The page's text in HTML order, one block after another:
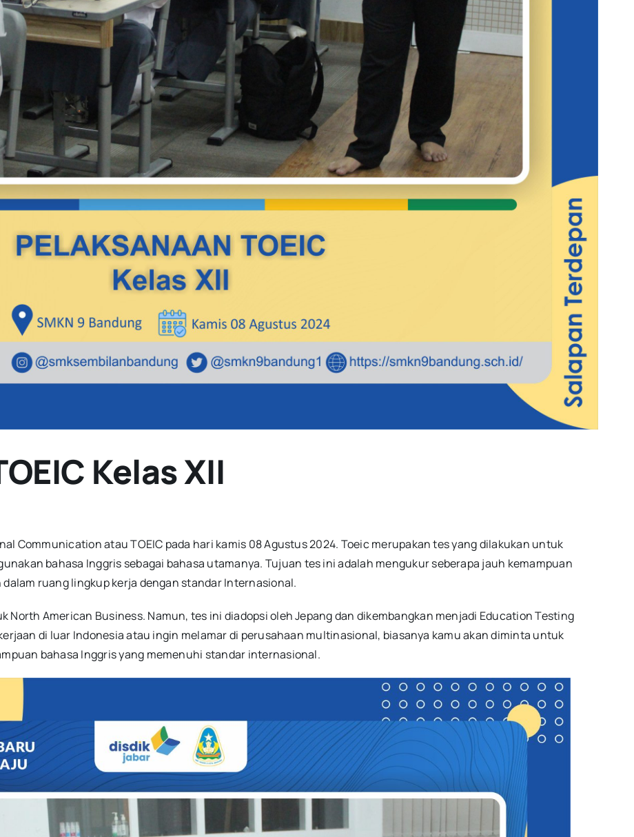
Kelas XII
Communication atau TOEIC pada hari kamis 08 Agustus 2024. Toeic merupakan tes yang dilakukan untuk
bahasa Inggris sebagai bahasa utamanya. Tujuan tes ini adalah mengukur seberapa jauh kemampuan
ruang lingkup kerja dengan standar Internasional.
North American Business. Namun, tes ini diadopsi oleh Jepang dan dikembangkan menjadi Education Testing
di luar Indonesia atau ingin melamar di perusahaan multinasional, biasanya kamu akan diminta untuk
bahasa Inggris yang memenuhi standar internasional.